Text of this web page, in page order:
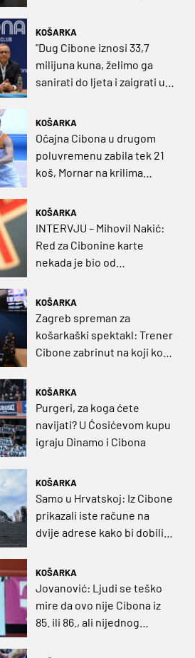
KOŠARKA
"Dug Cibone iznosi 33,7
milijuna kuna, želimo ga
sanirati do ljeta i zaigrati u
KOŠARKA
Očajna Cibona u drugom
poluvremenu zabila tek 21
koš, Mornar na krilima
pobjede
KOŠARKA
INTERVJU – Mihovil Nakić:
Red za Cibonine karte
nekada je bio od
Saloona, a Dinamu će
današnja utakmica biti
lijepo iskustvo
KOŠARKA
Zagreb spreman za
košarkaški spektakl: Trener
Cibone zabrinut na koji koš
protiv Dinama
KOŠARKA
Purgeri, za koga ćete
navijati? U Ćosićevom kupu
igraju Dinamo i Cibona
KOŠARKA
Samo u Hrvatskoj: Iz Cibone
prikazali iste račune na
dvije adrese kako bi dobili
KOŠARKA
Jovanović: Ljudi se teško
mire da ovo nije Cibona iz
85. ili 86., ali nijednog